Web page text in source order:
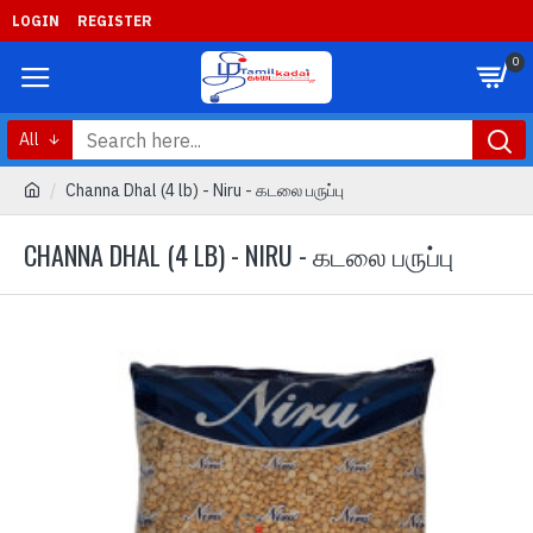
LOGIN REGISTER
0
All
Channa Dhal (4 lb) - Niru - கடலை பருப்பு
CHANNA DHAL (4 LB) - NIRU - கடலை பருப்பு